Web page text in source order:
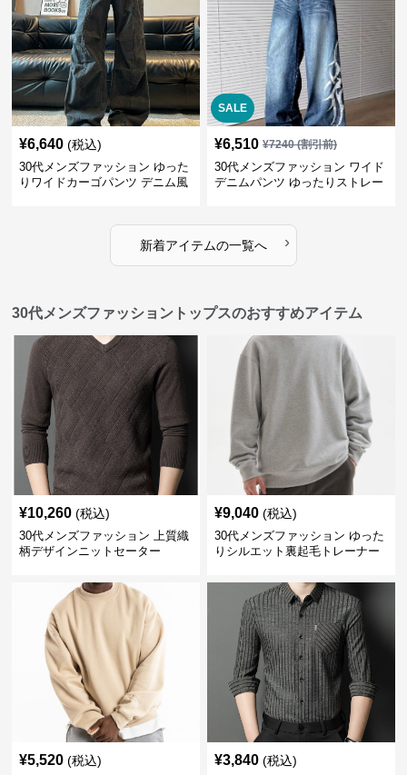
¥6,640 (税込)
30代メンズファッション ゆった
りワイドカーゴパンツ デニム風
SALE
¥6,510 ¥7240(割引前)
30代メンズファッション ワイド
デニムパンツ ゆったりストレー
新着アイテムの一覧へ ›
30代メンズファッショントップスのおすすめアイテム
¥10,260 (税込)
30代メンズファッション 上質織
柄デザインニットセーター
¥9,040 (税込)
30代メンズファッション ゆった
りシルエット裏起毛トレーナー
¥5,520 (税込) ¥3,840 (税込)